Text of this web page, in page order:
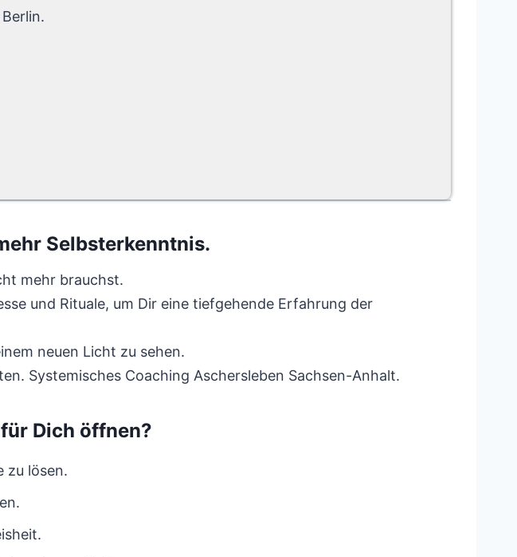
Selbsterkenntnis.
mehr brauchst.
und Rituale, um Dir eine tiefgehende Erfahrung der
neuen Licht zu sehen.
Systemisches Coaching Aschersleben Sachsen-Anhalt.
Dich öffnen?
zu lösen.